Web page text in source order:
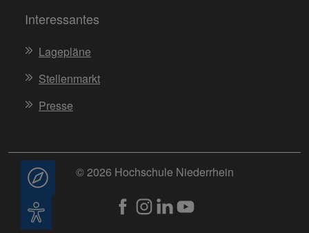
Interessantes
Lagepläne
Stellenmarkt
Presse
© 2026 Hochschule Niederrhein
Beratung
Barrierefreiheit